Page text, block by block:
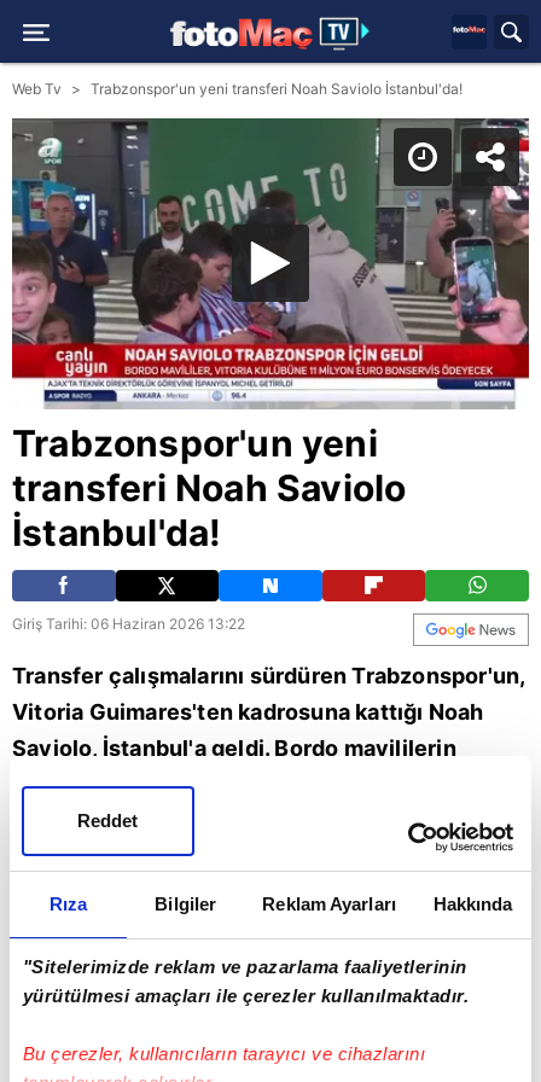
Rıza Bilgiler Reklam Ayarları Hakkında
"Sitelerimizde reklam ve pazarlama faaliyetlerinin
yürütülmesi amaçları ile çerezler kullanılmaktadır.
Bu çerezler, kullanıcıların tarayıcı ve cihazlarını
Reddet
Web Tv Trabzonspor'un yeni transferi Noah Saviolo İstanbul'da!
Trabzonspor'un yeni
transferi Noah Saviolo
İstanbul'da!
Giriş Tarihi: 06 Haziran 2026 13:22
Transfer çalışmalarını sürdüren Trabzonspor'un,
Vitoria Guimares'ten kadrosuna kattığı Noah
Saviolo, İstanbul'a geldi. Bordo mavililerin
transfer için Portekiz ekibine 11 milyon Euro
bonservis ücreti ödeyeceği belirtildi. İşte
ayrıntılar... | Son dakika Trabzonspor haberleri
(TS spor haberi)
Spor Trabzonspor